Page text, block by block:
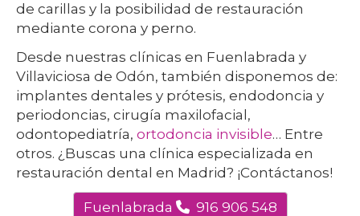
de carillas y la posibilidad de restauración
mediante corona y perno.
Desde nuestras clínicas en Fuenlabrada y
Villaviciosa de Odón, también disponemos de:
implantes dentales y prótesis, endodoncia y
periodoncias, cirugía maxilofacial,
odontopediatría, ortodoncia invisible… Entre
otros. ¿Buscas una clínica especializada en
restauración dental en Madrid? ¡Contáctanos!
Fuenlabrada 916 906 548